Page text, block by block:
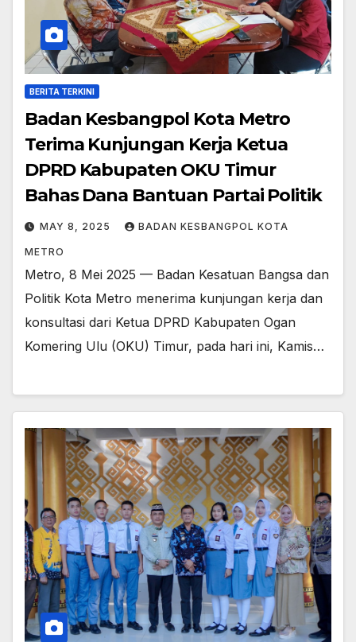
BERITA TERKINI
Badan Kesbangpol Kota Metro
Terima Kunjungan Kerja Ketua
DPRD Kabupaten OKU Timur
Bahas Dana Bantuan Partai Politik
MAY 8, 2025 BADAN KESBANGPOL KOTA
METRO
Metro, 8 Mei 2025 — Badan Kesatuan Bangsa dan
Politik Kota Metro menerima kunjungan kerja dan
konsultasi dari Ketua DPRD Kabupaten Ogan
Komering Ulu (OKU) Timur, pada hari ini, Kamis…